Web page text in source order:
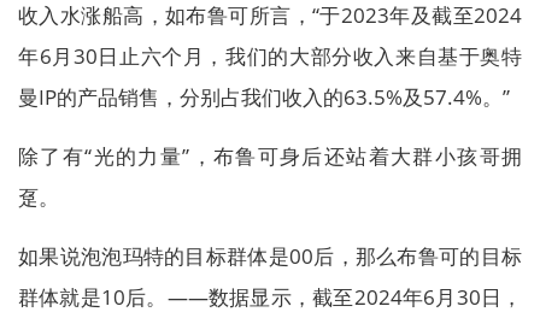
收入水涨船高，如布鲁可所言，“于2023年及截至2024
年6月30日止六个月，我们的大部分收入来自基于奥特
曼IP的产品销售，分别占我们收入的63.5%及57.4%。”
除了有“光的力量”，布鲁可身后还站着大群小孩哥拥
趸。
如果说泡泡玛特的目标群体是00后，那么布鲁可的目标
群体就是10后。——数据显示，截至2024年6月30日，